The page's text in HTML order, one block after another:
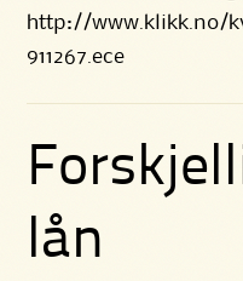
http://www.klikk.no/
911267.ece
lån